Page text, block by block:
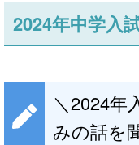
2024年中学入
＼2024年
みの話を